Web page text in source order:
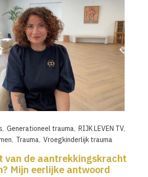
, Generationeel trauma, RIJK LEVEN TV,
, Trauma, Vroegkinderlijk trauma
van de aantrekkingskracht
Mijn eerlijke antwoord